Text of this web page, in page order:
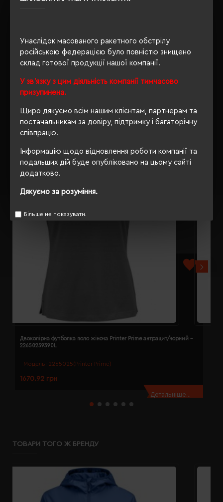
Унаслідок масованого ракетного обстрілу
російською федерацією було повністю знищено
склад готової продукції нашої компанії.
У зв'язку з цим діяльність компанії тимчасово
призупинена.
Щиро дякуємо всім нашим клієнтам, партнерам та
постачальникам за довіру, підтримку і багаторічну
співпрацю.
Інформацію щодо відновлення роботи компанії та
подальших дій буде опубліковано на цьому сайті
додатково.
Дякуємо за розуміння.
Більше не показувати.
100
РЕКОМЕНДУЄМО
Модель: 2265025(Printer Prime)
Двоколірна футболка поло жіноча Printer Prime антрацит/чорний -
22650259390L
1670.92 грн
Детальніше...
ТОВАРИ ТОГО Ж БРЕНДУ